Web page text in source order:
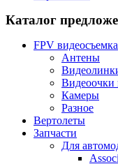
Каталог
FPV видеосъемка
Антены
Камеры
Разное
Вертолеты
Запчасти
Для